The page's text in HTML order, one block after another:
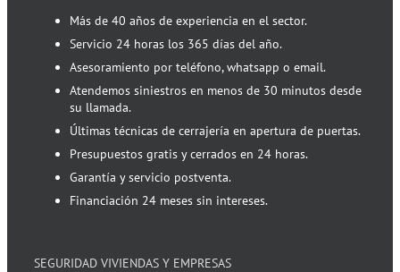
Más de 40 años de experiencia en el sector.
Servicio 24 horas los 365 días del año.
Asesoramiento por teléfono, whatsapp o email.
Atendemos siniestros en menos de 30 minutos desde
su llamada.
Últimas técnicas de cerrajería en apertura de puertas.
Presupuestos gratis y cerrados en 24 horas.
Garantía y servicio postventa.
Financiación 24 meses sin intereses.
SEGURIDAD VIVIENDAS Y EMPRESAS